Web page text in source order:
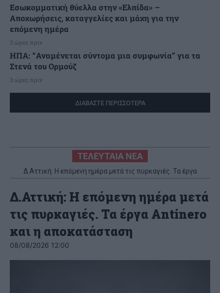
Εσωκομματική θύελλα στην «Ελπίδα» –
Αποχωρήσεις, καταγγελίες και μάχη για την
επόμενη ημέρα
3 ώρες πριν
ΗΠΑ: “Αναμένεται σύντομα μια συμφωνία” για τα
Στενά του Ορμούζ
3 ώρες πριν
ΔΙΑΒΑΣΤΕ ΠΕΡΙΣΣΟΤΕΡΑ